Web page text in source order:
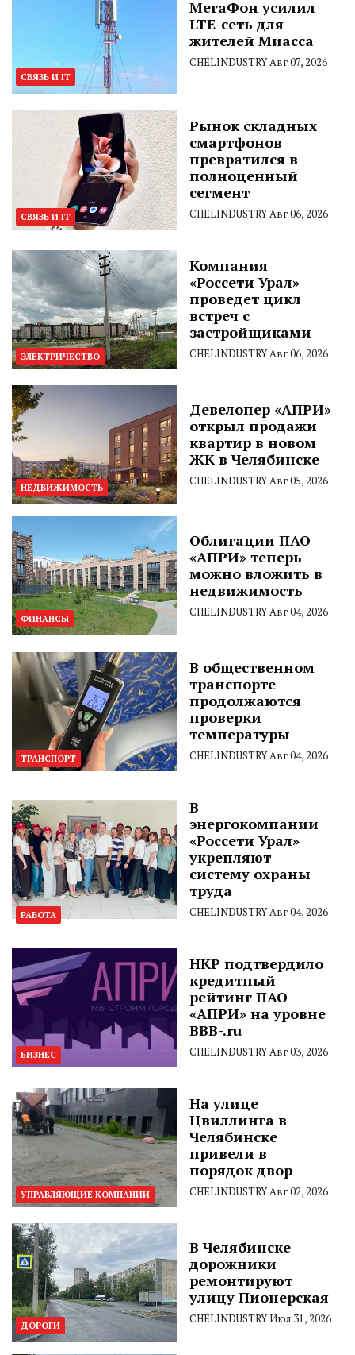
СВЯЗЬ И IT
МегаФон усилил
LTE-сеть для
жителей Миасса
CHELINDUSTRYАвг 07, 2026
СВЯЗЬ И IT
Рынок складных
смартфонов
превратился в
полноценный
сегмент
CHELINDUSTRYАвг 06, 2026
ЭЛЕКТРИЧЕСТВО
Компания
«Россети Урал»
проведет цикл
встреч с
застройщиками
CHELINDUSTRYАвг 06, 2026
НЕДВИЖИМОСТЬ
Девелопер «АПРИ»
открыл продажи
квартир в новом
ЖК в Челябинске
CHELINDUSTRYАвг 05, 2026
ФИНАНСЫ
Облигации ПАО
«АПРИ» теперь
можно вложить в
недвижимость
CHELINDUSTRYАвг 04, 2026
ТРАНСПОРТ
В общественном
транспорте
продолжаются
проверки
температуры
CHELINDUSTRYАвг 04, 2026
РАБОТА
В
энергокомпании
«Россети Урал»
укрепляют
систему охраны
труда
CHELINDUSTRYАвг 04, 2026
БИЗНЕС
НКР подтвердило
кредитный
рейтинг ПАО
«АПРИ» на уровне
BBB-.ru
CHELINDUSTRYАвг 03, 2026
УПРАВЛЯЮЩИЕ КОМПАНИИ
На улице
Цвиллинга в
Челябинске
привели в
порядок двор
CHELINDUSTRYАвг 02, 2026
ДОРОГИ
В Челябинске
дорожники
ремонтируют
улицу Пионерская
CHELINDUSTRYИюл 31, 2026